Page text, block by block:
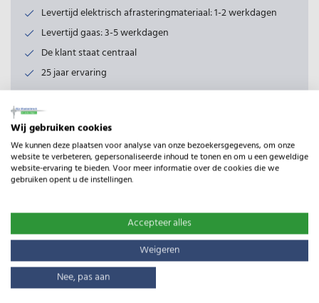
Levertijd elektrisch afrasteringmateriaal: 1-2 werkdagen
Levertijd gaas: 3-5 werkdagen
De klant staat centraal
25 jaar ervaring
Productomschrijving
Verbindingsstuk voor aardpennen.
Specificaties
0.10kg
110m
Wij gebruiken cookies
We kunnen deze plaatsen voor analyse van onze bezoekersgegevens, om onze
website te verbeteren, gepersonaliseerde inhoud te tonen en om u een geweldige
website-ervaring te bieden. Voor meer informatie over de cookies die we
gebruiken opent u de instellingen.
Accepteer alles
Weigeren
Nee, pas aan